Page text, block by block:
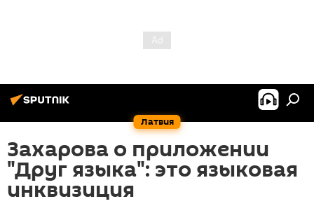
Латвия
Захарова о приложении
"Друг языка": это языковая
инквизиция